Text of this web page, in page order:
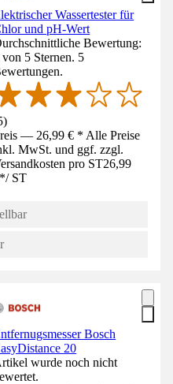
Wassertester für
und pH-Wert
Bewertung:
von 5 Sternen. 5
)
— 26,99 € * Alle Preise
MwSt. und ggf. zzgl.
pro ST26,99
*/ ST
Bosch
20
wurde noch nicht